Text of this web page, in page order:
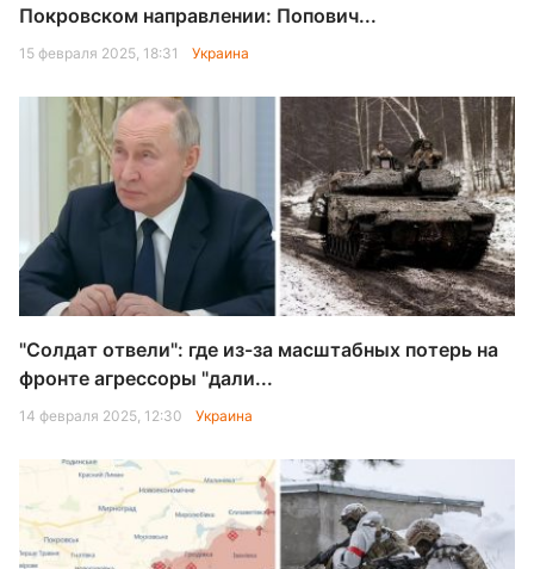
Покровском направлении: Попович...
15 февраля 2025, 18:31 Украина
"Солдат отвели": где из-за масштабных потерь на
фронте агрессоры "дали...
14 февраля 2025, 12:30 Украина